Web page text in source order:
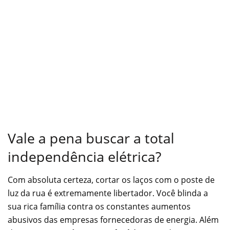
Vale a pena buscar a total
independência elétrica?
Com absoluta certeza, cortar os laços com o poste de
luz da rua é extremamente libertador. Você blinda a
sua rica família contra os constantes aumentos
abusivos das empresas fornecedoras de energia. Além